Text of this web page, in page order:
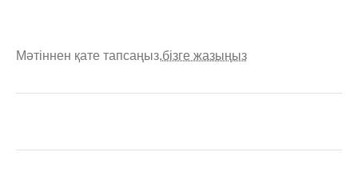
Мәтіннен қате тапсаңыз,бізге жазыңыз